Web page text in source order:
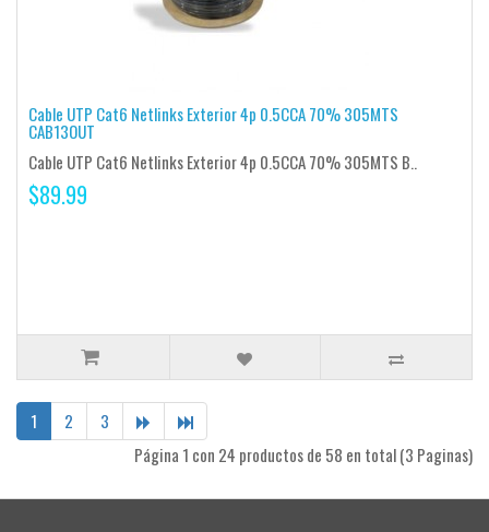
Cable UTP Cat6 Netlinks Exterior 4p 0.5CCA 70% 305MTS
CAB13OUT
Cable UTP Cat6 Netlinks Exterior 4p 0.5CCA 70% 305MTS B..
$89.99
1 2
3
Página 1 con 24 productos de 58 en total (3 Paginas)